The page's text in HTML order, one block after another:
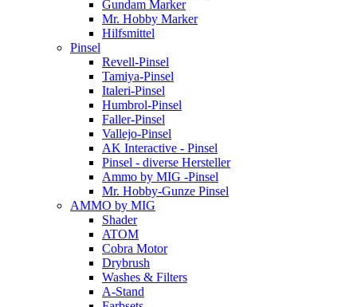
Gundam Marker
Mr. Hobby Marker
Hilfsmittel
Pinsel
Revell-Pinsel
Tamiya-Pinsel
Italeri-Pinsel
Humbrol-Pinsel
Faller-Pinsel
Vallejo-Pinsel
AK Interactive - Pinsel
Pinsel - diverse Hersteller
Ammo by MIG -Pinsel
Mr. Hobby-Gunze Pinsel
AMMO by MIG
Shader
ATOM
Cobra Motor
Drybrush
Washes & Filters
A-Stand